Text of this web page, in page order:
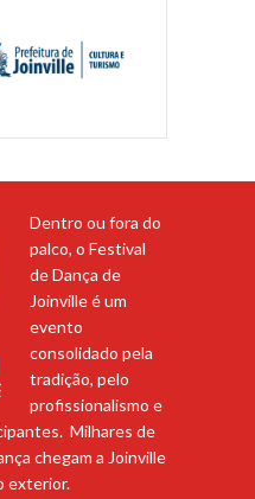
Dentro ou fora do
palco, o Festival
de Dança de
Joinville é um
evento
consolidado pela
tradição, pelo
profissionalismo e
Milhares de
chegam a Joinville
exterior.